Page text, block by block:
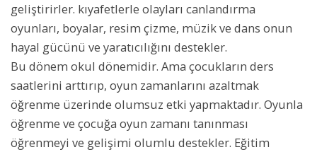
geliştirirler. kıyafetlerle olayları canlandırma
oyunları, boyalar, resim çizme, müzik ve dans onun
hayal gücünü ve yaratıcılığını destekler.
Bu dönem okul dönemidir. Ama çocukların ders
saatlerini arttırıp, oyun zamanlarını azaltmak
öğrenme üzerinde olumsuz etki yapmaktadır. Oyunla
öğrenme ve çocuğa oyun zamanı tanınması
öğrenmeyi ve gelişimi olumlu destekler. Eğitim